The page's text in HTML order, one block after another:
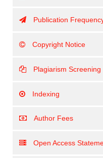
Publication
Copyright Notice
Plagiarism Screening
Indexing
Author Fees
Open Access